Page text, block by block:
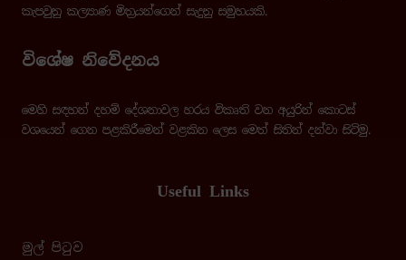
කැපවුනු කල්‍යාණ මිත්‍රයන්ගෙන් සැදුනු සමුහයකි.
විශේෂ නිවේදනය
මෙහි සඳහන් දහම් දේශනාවල හරය විකෘති වන අයුරින් කොටස්
වශයෙන් ගෙන පළකිරීමෙන් වළකින ලෙස මෙත් සිතින් දන්වා සිටිමු.
Useful Links
මුල් පිටුව